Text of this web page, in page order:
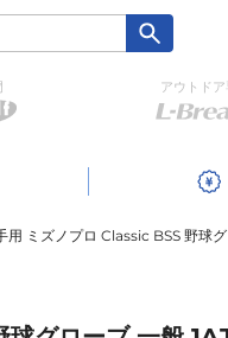
アウトドア
用 ミズノプロ Classic BSS 野球